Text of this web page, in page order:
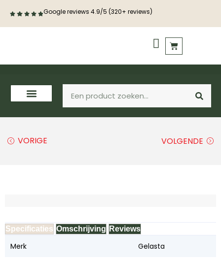
Google reviews 4.9/5 (320+ reviews)
VORIGE VOLGENDE
Specificaties Omschrijving Reviews
Merk Gelasta